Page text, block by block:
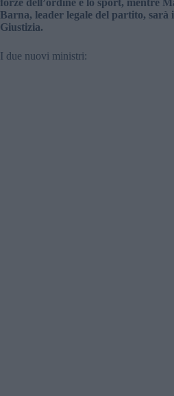
forze dell’ordine e lo sport, mentre
Barna, leader legale del partito,
Giustizia.
I due nuovi ministri: